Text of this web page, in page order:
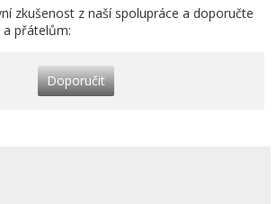
zkušenost z naší spolupráce a doporučte
a přátelům:
Doporučit